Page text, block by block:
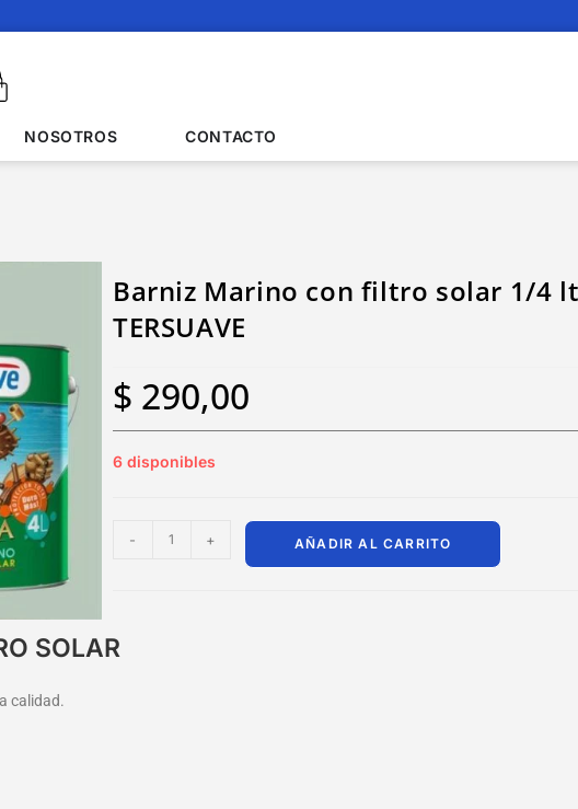
NOSOTROS CONTACTO
Barniz Marino con filtro solar 1/4
TERSUAVE
$ 290,00
6 disponibles
- + AÑADIR AL CARRITO
SOLAR
calidad.